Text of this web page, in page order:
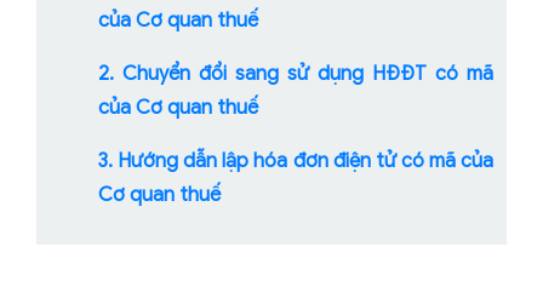
của Cơ quan thuế
2. Chuyển đổi sang sử dụng HĐĐT có mã
của Cơ quan thuế
3. Hướng dẫn lập hóa đơn điện tử có mã của
Cơ quan thuế